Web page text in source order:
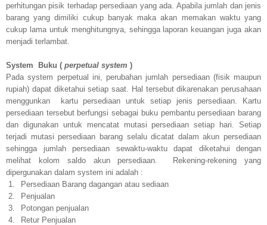
perhitungan pisik terhadap persediaan yang ada. Apabila jumlah dan jenis
barang yang dimiliki cukup banyak maka akan memakan waktu yang
cukup lama untuk menghitungnya, sehingga laporan keuangan juga akan
menjadi terlambat.
System Buku ( perpetual system )
Pada system perpetual ini, perubahan jumlah persediaan (fisik maupun
rupiah) dapat diketahui setiap saat. Hal tersebut dikarenakan perusahaan
menggunkan
kartu persediaan untuk setiap jenis persediaan. Kartu
persediaan tersebut berfungsi sebagai buku pembantu persediaan barang
dan digunakan untuk mencatat mutasi persediaan setiap hari. Setiap
terjadi mutasi persediaan barang selalu dicatat dalam akun persediaan
sehingga jumlah persediaan sewaktu-waktu dapat diketahui dengan
melihat kolom saldo akun persediaan.
Rekening-rekening yang
dipergunakan dalam system ini adalah :
1.
Persediaan Barang dagangan atau sediaan
2.
Penjualan
3.
Potongan penjualan
4.
Retur Penjualan